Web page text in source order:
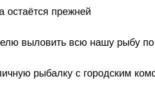
остаётся прежней
выловить всю нашу рыбу
рыбалку с городским